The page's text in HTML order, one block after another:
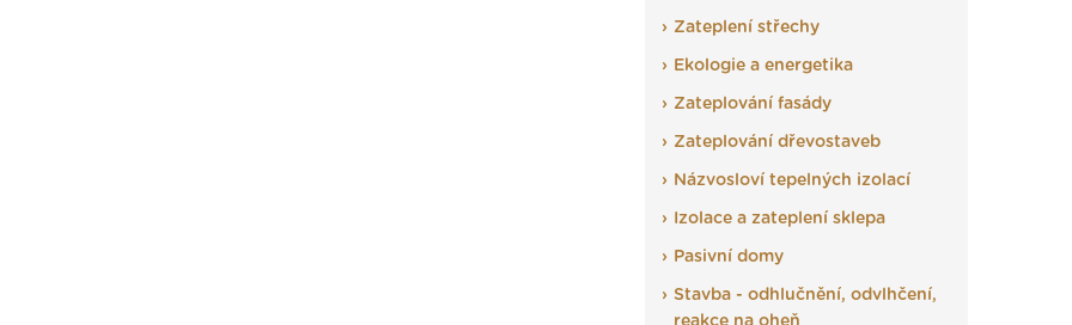
Zateplení střechy
Ekologie a energetika
Zateplování fasády
Zateplování dřevostaveb
Názvosloví tepelných izolací
Izolace a zateplení sklepa
Pasivní domy
Stavba - odhlučnění, odvlhčení,
reakce na oheň